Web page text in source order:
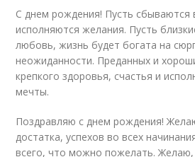
С днем рождения! Пусть сбываются
исполняются желания. Пусть
любовь, жизнь будет богата на
неожиданности. Преданных и
крепкого здоровья, счастья и
мечты.
Поздравляю с днем рождения!
достатка, успехов во всех
всего, что можно пожелать.